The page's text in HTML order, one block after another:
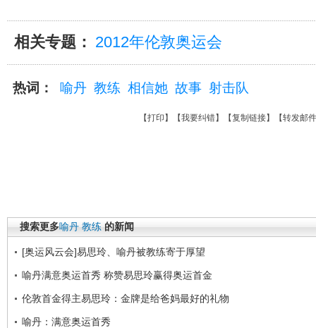
相关专题： 2012年伦敦奥运会
热词： 喻丹 教练 相信她 故事 射击队
【打印 】【我要纠错】【复制链接】【转发邮件
搜索更多喻丹 教练 的新闻
[奥运风云会]易思玲、喻丹被教练寄于厚望
喻丹满意奥运首秀 称赞易思玲赢得奥运首金
伦敦首金得主易思玲：金牌是给爸妈最好的礼物
喻丹：满意奥运首秀